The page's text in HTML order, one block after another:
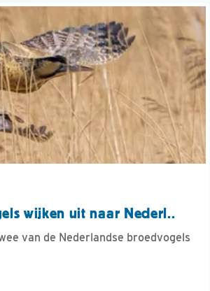
wijken uit naar Nederl..
van de Nederlandse broedvogels